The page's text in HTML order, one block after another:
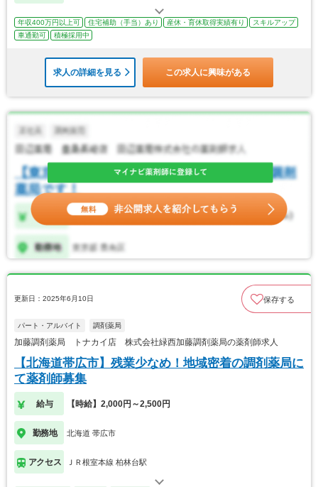
年収400万円以上可 住宅補助（手当）あり 産休・育休取得実績有り
スキルアップ
車通勤可
積極採用中
求人の詳細を見る この求人に興味がある
更新日：2025年6月10日 保存する
パート・アルバイト 調剤薬局
加藤調剤薬局 トナカイ店 株式会社緑西加藤調剤薬局の薬剤師求人
【北海道帯広市】残業少なめ！地域密着の調剤薬局に
て薬剤師募集
給与 【時給】2,000円～2,500円
勤務地 北海道 帯広市
アクセス ＪＲ根室本線 柏林台駅